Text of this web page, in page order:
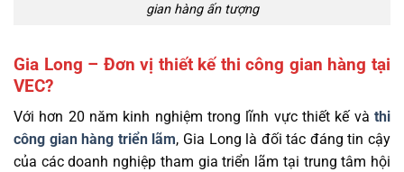
gian hàng ấn tượng
Gia Long – Đơn vị thiết kế thi công gian hàng tại
VEC?
Với hơn 20 năm kinh nghiệm trong lĩnh vực thiết kế và thi
công gian hàng triển lãm, Gia Long là đối tác đáng tin cậy
của các doanh nghiệp tham gia triển lãm tại trung tâm hội